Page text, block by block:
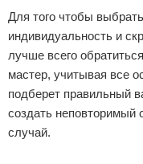
Для того чтобы
индивидуальность и
лучше всего
мастер, учитывая все
подберет правильный
создать неповторимый
случай.